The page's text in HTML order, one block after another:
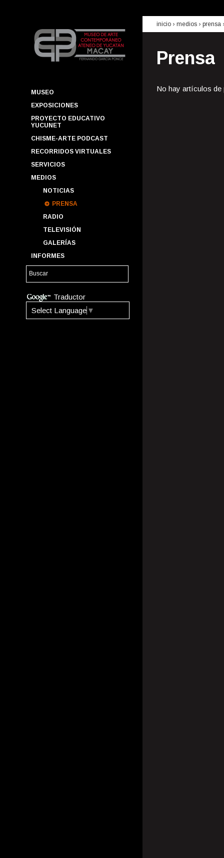
MUSEO
EXPOSICIONES
PROYECTO EDUCATIVO
YUCUNET
CHISME-ARTE PODCAST
RECORRIDOS VIRTUALES
SERVICIOS
MEDIOS
NOTICIAS
PRENSA
RADIO
TELEVISIÓN
GALERÍAS
INFORMES
Traductor
Select Language ▼
inicio › medios › prensa
Prensa
No hay artículos de